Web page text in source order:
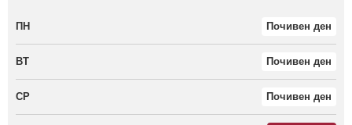
ПН Почивен ден
ВТ Почивен ден
СР Почивен ден